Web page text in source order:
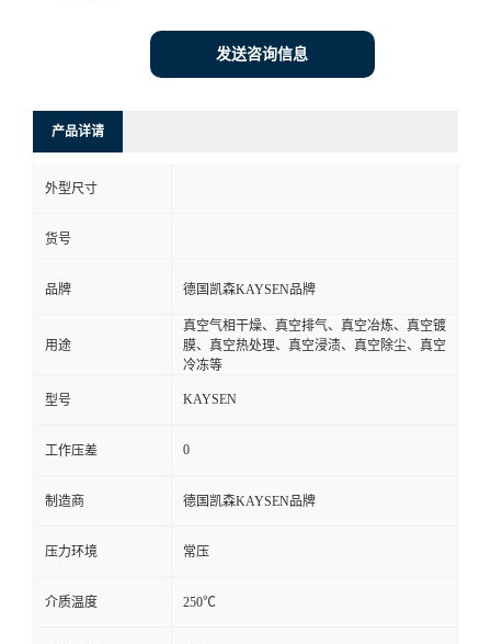
发送咨询信息
产品详请
外型尺寸
货号
品牌 德国凯森KAYSEN品牌
用途
真空气相干燥、真空排气、真空冶炼、真空镀
膜、真空热处理、真空浸渍、真空除尘、真空
冷冻等
型号 KAYSEN
工作压差 0
制造商 德国凯森KAYSEN品牌
压力环境 常压
介质温度 250℃